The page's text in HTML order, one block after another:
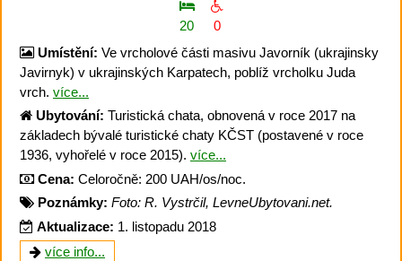
20
0
Umístění: Ve vrcholové části masivu Javorník (ukrajinsky
Javirnyk) v ukrajinských Karpatech, poblíž vrcholku Juda
vrch. více...
Ubytování: Turistická chata, obnovená v roce 2017 na
základech bývalé turistické chaty KČST (postavené v roce
1936, vyhořelé v roce 2015). více...
Cena: Celoročně: 200 UAH/os/noc.
Poznámky: Foto: R. Vystrčil, LevneUbytovani.net.
Aktualizace: 1. listopadu 2018
více info...